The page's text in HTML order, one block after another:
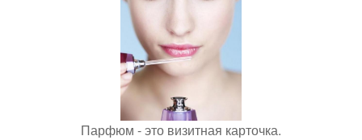
Парфюм - это визитная карточка.